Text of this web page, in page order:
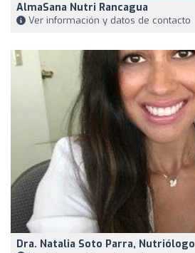
AlmaSana Nutri Rancagua
Ver información y datos de contacto
Dra. Natalia Soto Parra, Nutriólogo